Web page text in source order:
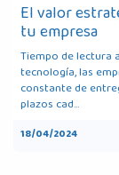
El valor
tu empresa
Tiempo de lectura
tecnología, las
constante de
plazos cad...
18/04/2024